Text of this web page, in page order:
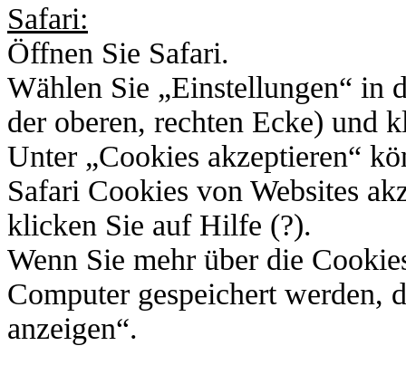
Safari:
Öffnen Sie Safari.
Wählen Sie „Einstellungen“ in
der oberen, rechten Ecke) und
Unter „Cookies akzeptieren“
Safari Cookies von Websites
klicken Sie auf Hilfe (?).
Wenn Sie mehr über die
Computer gespeichert werden,
anzeigen“.